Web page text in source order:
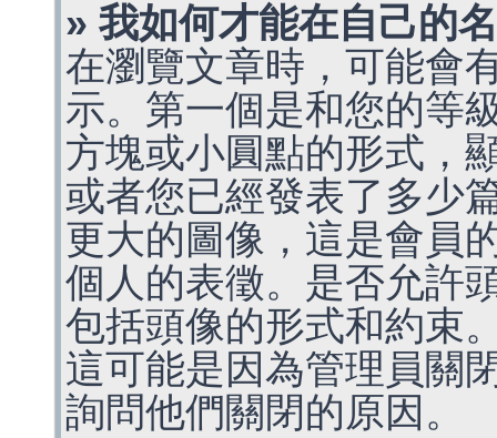
» 我如何才能在自己的
在瀏覽文章時，可能會
示。第一個是和您的等
方塊或小圓點的形式，
或者您已經發表了多少
更大的圖像，這是會員
個人的表徵。是否允許
包括頭像的形式和約束
這可能是因為管理員關
詢問他們關閉的原因。